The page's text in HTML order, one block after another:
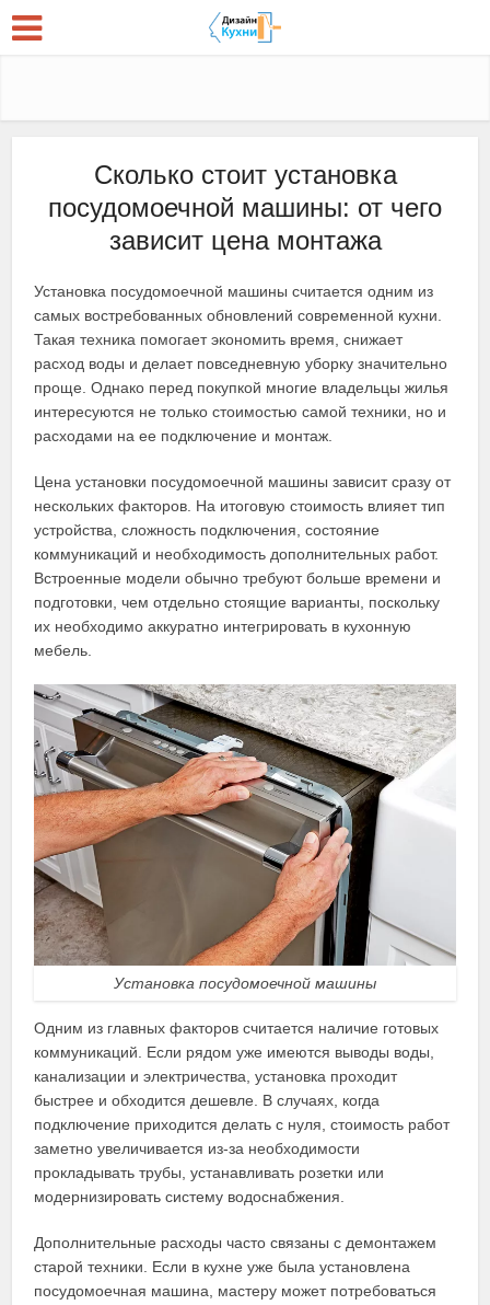
Сколько стоит установка
посудомоечной машины: от чего
зависит цена монтажа
Установка посудомоечной машины считается одним из
самых востребованных обновлений современной кухни.
Такая техника помогает экономить время, снижает
расход воды и делает повседневную уборку значительно
проще. Однако перед покупкой многие владельцы жилья
интересуются не только стоимостью самой техники, но и
расходами на ее подключение и монтаж.
Цена установки посудомоечной машины зависит сразу от
нескольких факторов. На итоговую стоимость влияет тип
устройства, сложность подключения, состояние
коммуникаций и необходимость дополнительных работ.
Встроенные модели обычно требуют больше времени и
подготовки, чем отдельно стоящие варианты, поскольку
их необходимо аккуратно интегрировать в кухонную
мебель.
Установка посудомоечной машины
Одним из главных факторов считается наличие готовых
коммуникаций. Если рядом уже имеются выводы воды,
канализации и электричества, установка проходит
быстрее и обходится дешевле. В случаях, когда
подключение приходится делать с нуля, стоимость работ
заметно увеличивается из-за необходимости
прокладывать трубы, устанавливать розетки или
модернизировать систему водоснабжения.
Дополнительные расходы часто связаны с демонтажем
старой техники. Если в кухне уже была установлена
посудомоечная машина, мастеру может потребоваться